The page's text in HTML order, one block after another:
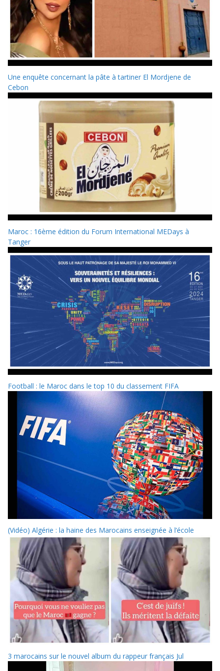
Une enquête concernant la pâte à tartiner El Mordjene de
Cebon
Maroc : 16ème édition du Forum International MEDays à
Tanger
Football : le Maroc dans le top 10 du classement FIFA
(Vidéo) Algérie : la haine des Marocains enseignée à l’école
3 marocains sur le nouvel album du rappeur français Jul